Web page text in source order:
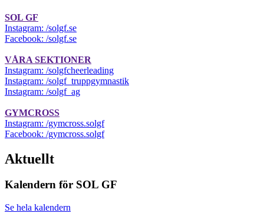
SOL GF
Instagram: /solgf.se
Facebook: /solgf.se
VÅRA SEKTIONER
Instagram: /solgfcheerleading
Instagram: /solgf_truppgymnastik
Instagram: /solgf_ag
GYMCROSS
Instagram: /gymcross.solgf
Facebook: /gymcross.solgf
Aktuellt
Kalendern för SOL GF
Se hela kalendern